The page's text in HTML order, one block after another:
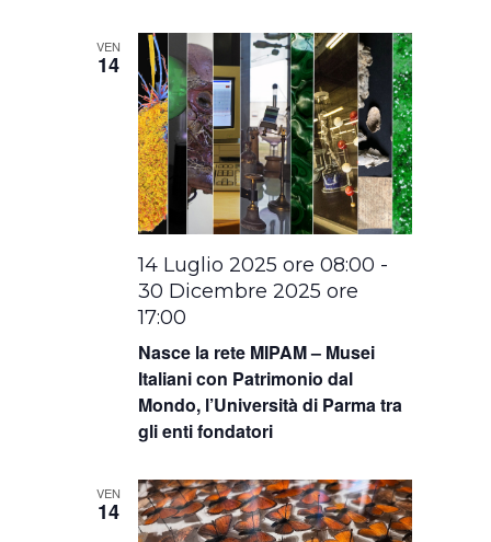
VEN
14
Nasce la rete MIPAM – Musei
Italiani con Patrimonio dal
Mondo, l’Università di Parma tra
gli enti fondatori
14 Luglio 2025 ore 08:00 -
30 Dicembre 2025 ore
17:00
VEN
14